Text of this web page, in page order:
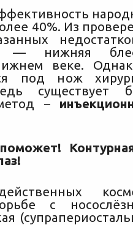
40%. Из
— нижняя
веке.
под нож
существует
–
с